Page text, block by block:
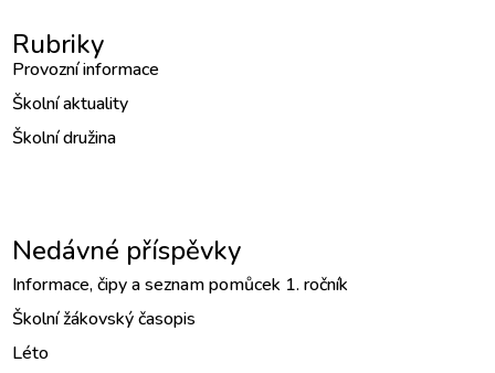
Rubriky
Provozní informace
Školní aktuality
Školní družina
Nedávné příspěvky
Informace, čipy a seznam pomůcek 1. ročník
Školní žákovský časopis
Léto